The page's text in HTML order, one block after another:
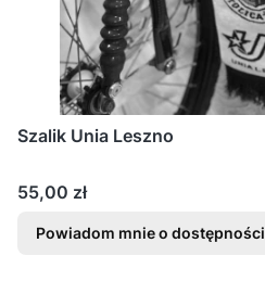
Szalik Unia Leszno
Cena
55,00 zł
Powiadom mnie o dostępności